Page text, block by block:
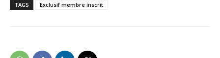
TAGS Exclusif membre inscrit